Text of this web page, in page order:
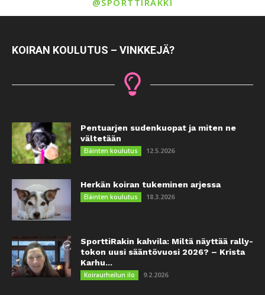
@SPORTTIRAKKI
KOIRAN KOULUTUS – VINKKEJÄ?
Pentuarjen sudenkuopat ja miten ne
vältetään
Eläinten koulutus 12.5.2026
Herkän koiran tukeminen arjessa
Eläinten koulutus 18.3.2026
SporttiRakin kahvila: Miltä näyttää rally-
tokon uusi sääntövuosi 2026? – Krista
Karhu...
Koiraurheilun ilo 9.2.2026